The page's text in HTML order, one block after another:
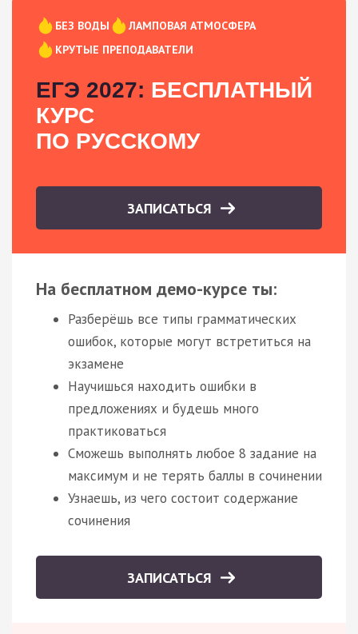
БЕЗ ВОДЫ
ЛАМПОВАЯ АТМОСФЕРА
КРУТЫЕ ПРЕПОДАВАТЕЛИ
ЕГЭ 2027: БЕСПЛАТНЫЙ
КУРС
ПО РУССКОМУ
ЗАПИСАТЬСЯ
На бесплатном демо-курсе ты:
Разберёшь все типы грамматических
ошибок, которые могут встретиться на
экзамене
Научишься находить ошибки в
предложениях и будешь много
практиковаться
Сможешь выполнять любое 8 задание на
максимум и не терять баллы в сочинении
Узнаешь, из чего состоит содержание
сочинения
ЗАПИСАТЬСЯ